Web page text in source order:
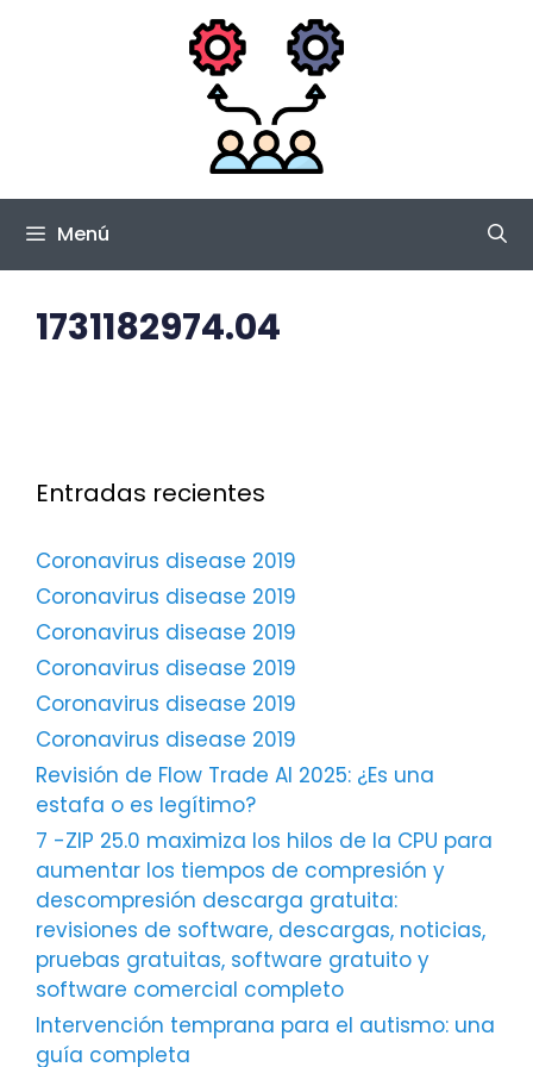
Menú
1731182974.04
Entradas recientes
Coronavirus disease 2019
Coronavirus disease 2019
Coronavirus disease 2019
Coronavirus disease 2019
Coronavirus disease 2019
Coronavirus disease 2019
Revisión de Flow Trade AI 2025: ¿Es una
estafa o es legítimo?
7 -ZIP 25.0 maximiza los hilos de la CPU para
aumentar los tiempos de compresión y
descompresión descarga gratuita:
revisiones de software, descargas, noticias,
pruebas gratuitas, software gratuito y
software comercial completo
Intervención temprana para el autismo: una
guía completa